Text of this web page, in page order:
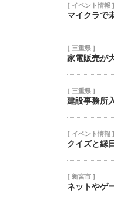
[ イベント情報 ]
マイクラ
[ 三重県 ]
家電販売が
[ 三重県 ]
建設事務所
[ イベント情報 ]
クイズと縁
[ 新宮市 ]
ネットやゲ